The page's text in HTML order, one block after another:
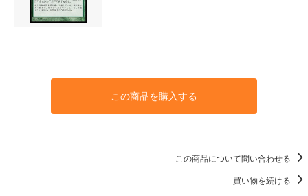
この商品を購入する
この商品について問い合わせる
買い物を続ける